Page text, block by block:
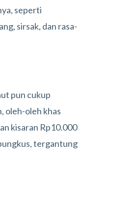
seperti
sirsak, dan rasa-
pun cukup
oleh-oleh khas
kisaran Rp10.000
tergantung